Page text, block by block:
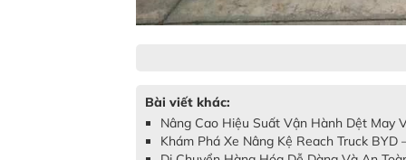
Bài viết khác:
Nâng Cao Hiệu Suất Vận Hành Dệt May
Khám Phá Xe Nâng Kệ Reach Truck